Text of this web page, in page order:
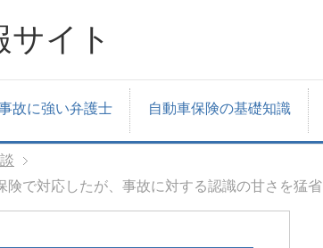
イト
故に強い弁護士 自動車保険の基礎知識
険で対応したが、事故に対する認識の甘さを猛省